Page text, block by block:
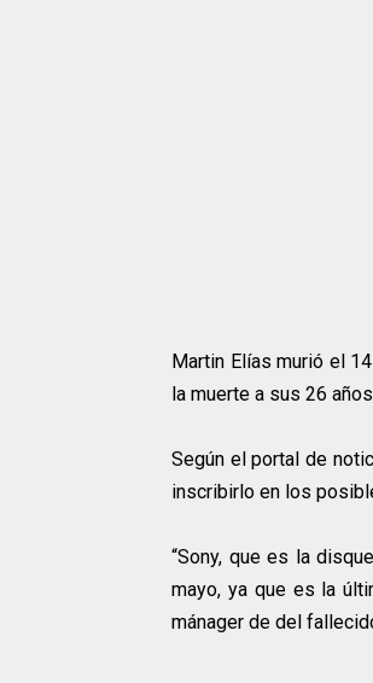
Martin Elías murió el
la muerte a sus 26
Según el portal de
inscribirlo en los
“Sony, que es la
mayo, ya que es la
mánager de del